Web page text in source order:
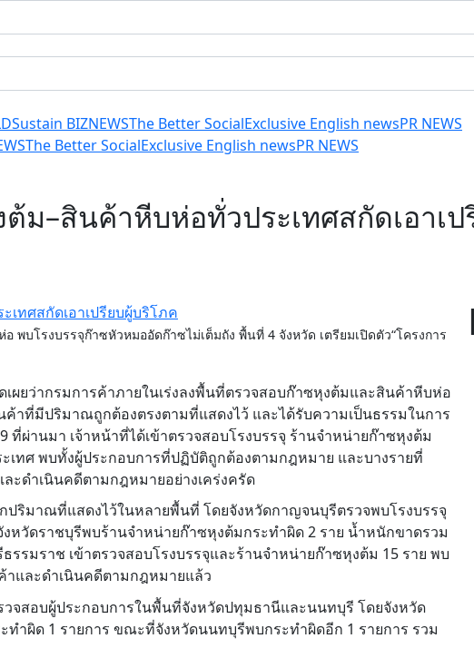
Sustain BIZNEWSThe Better SocialExclusive English newsPR NEWS
The Better SocialExclusive English newsPR NEWS
ม–สินค้าหีบห่อทั่วประเทศสกัดเอาเ
บโรงบรรจุก๊าซหัวหมออัดก๊าซไม่เต็มถัง พื้นที่ 4 จังหวัด เตรียมเปิดตัว“โครงการ
ยว่ากรมการค้าภายในเร่งลงพื้นที่ตรวจสอบก๊าซหุงต้มและสินค้าหีบห่อ
ค้าที่มีปริมาณถูกต้องตรงตามที่แสดงไว้ และได้รับความเป็นธรรมในการ
ผ่านมา เจ้าหน้าที่ได้เข้าตรวจสอบโรงบรรจุ ร้านจำหน่ายก๊าซหุงต้ม
ทศ พบทั้งผู้ประกอบการที่ปฏิบัติถูกต้องตามกฎหมาย และบางรายที่
ะดำเนินคดีตามกฎหมายอย่างเคร่งครัด
ริมาณที่แสดงไว้ในหลายพื้นที่ โดยจังหวัดกาญจนบุรีตรวจพบโรงบรรจุ
หวัดราชบุรีพบร้านจำหน่ายก๊าซหุงต้มกระทำผิด 2 ราย น้ำหนักขาดรวม
รมราช เข้าตรวจสอบโรงบรรจุและร้านจำหน่ายก๊าซหุงต้ม 15 ราย พบ
าและดำเนินคดีตามกฎหมายแล้ว
จสอบผู้ประกอบการในพื้นที่จังหวัดปทุมธานีและนนทบุรี โดยจังหวัด
ำผิด 1 รายการ ขณะที่จังหวัดนนทบุรีพบกระทำผิดอีก 1 รายการ รวม